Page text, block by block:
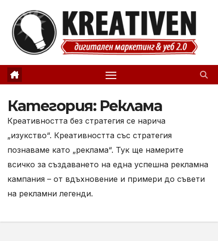
content
Категория: Реклама
Креативността без стратегия се нарича
„изукство“. Креативността със стратегия
познаваме като „реклама“. Тук ще намерите
всичко за създаването на една успешна рекламна
кампания – от вдъхновение и примери до съвети
на рекламни легенди.